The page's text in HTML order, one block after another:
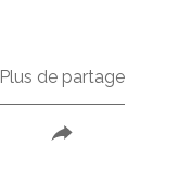
Plus de partage